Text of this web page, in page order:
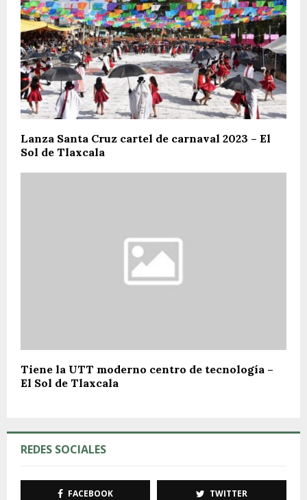
Lanza Santa Cruz cartel de carnaval 2023 – El
Sol de Tlaxcala
Tiene la UTT moderno centro de tecnología –
El Sol de Tlaxcala
REDES SOCIALES
FACEBOOK TWITTER